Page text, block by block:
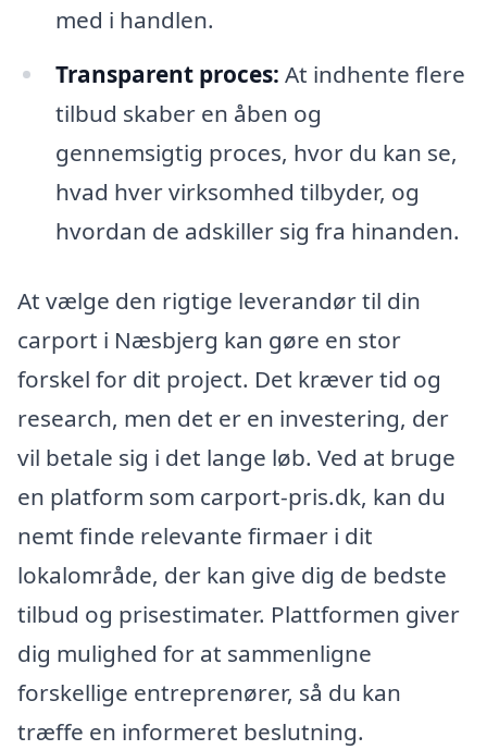
med i handlen.
Transparent proces: At indhente flere
tilbud skaber en åben og
gennemsigtig proces, hvor du kan se,
hvad hver virksomhed tilbyder, og
hvordan de adskiller sig fra hinanden.
At vælge den rigtige leverandør til din
carport i Næsbjerg kan gøre en stor
forskel for dit project. Det kræver tid og
research, men det er en investering, der
vil betale sig i det lange løb. Ved at bruge
en platform som carport-pris.dk, kan du
nemt finde relevante firmaer i dit
lokalområde, der kan give dig de bedste
tilbud og prisestimater. Plattformen giver
dig mulighed for at sammenligne
forskellige entreprenører, så du kan
træffe en informeret beslutning.